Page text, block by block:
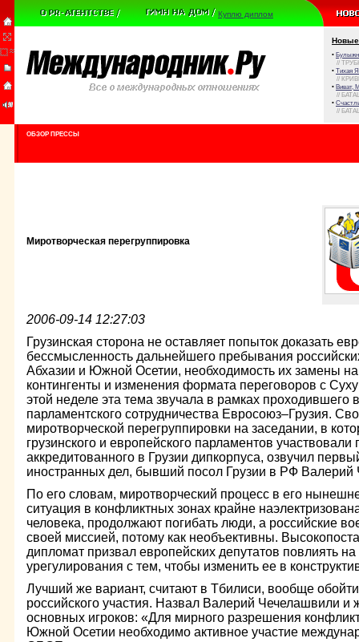
Куплю диплом
Новые
•
//
• Тихая
//
• Виват,
//
•
//
ОБЗОР ПРЕССЫ
Миротворческая перегруппировка
2006-09-14 12:27:03
Грузинская сторона не оставляет попыток доказать
бессмысленность дальнейшего пребывания
Абхазии и Южной Осетии, необходимость их замены
контингенты и изменения формата переговоров с
этой неделе эта тема звучала в рамках проходившего
парламентского сотрудничества Евросоюз–Грузия.
миротворческой перегруппировки на заседании, в
грузинского и европейского парламентов участвовали
аккредитованного в Грузии дипкорпуса, озвучил
иностранных дел, бывший посол Грузии в РФ Валерий
По его словам, миротворческий процесс в его
ситуация в конфликтных зонах крайне
человека, продолжают погибать люди, а российские
своей миссией, потому как необъективны.
дипломат призвал европейских депутатов повлиять
урегулирования с тем, чтобы изменить ее в
Лучший же вариант, считают в Тбилиси, вообще
российского участия. Назвал Валерий Чечелашвили и
основных игроков: «Для мирного разрешения
Южной Осетии необходимо активное участие